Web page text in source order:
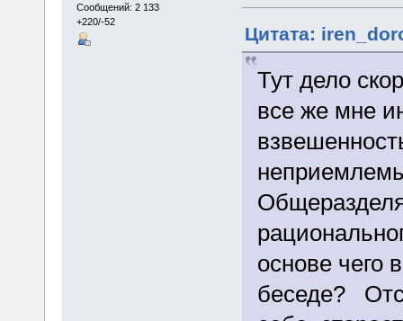
Сообщений: 2 133
+220/-52
Цитата:
Тут дело
все же мне
основе чего
беседе?